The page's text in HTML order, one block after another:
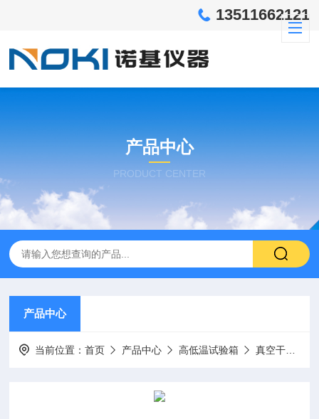
13511662121
产品中心
PRODUCT CENTER
产品中心
当前位置：首页 产品中心 高低温试验箱 真空干燥箱